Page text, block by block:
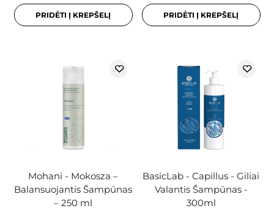
PRIDĖTI Į KREPŠELĮ PRIDĖTI Į KREPŠELĮ
Mohani - Mokosza –
Balansuojantis Šampūnas
– 250 ml
BasicLab - Capillus - Giliai
Valantis Šampūnas -
300ml